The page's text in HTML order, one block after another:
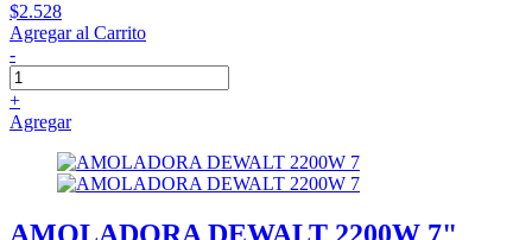
$2.528
Agregar al Carrito
-
+
Agregar